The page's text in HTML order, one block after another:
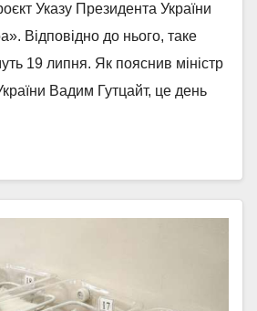
Указу Президента України
Відповідно до нього, таке
19 липня. Як пояснив міністр
Вадим Гутцайт, це день